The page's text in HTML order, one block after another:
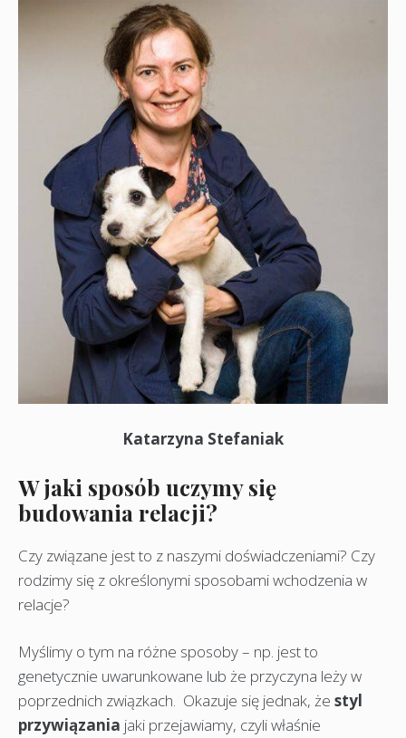
Katarzyna Stefaniak
W jaki sposób uczymy się
budowania relacji?
Czy związane jest to z naszymi doświadczeniami? Czy
rodzimy się z określonymi sposobami wchodzenia w
relacje?
Myślimy o tym na różne sposoby – np. jest to
genetycznie uwarunkowane lub że przyczyna leży w
poprzednich związkach. Okazuje się jednak, że styl
przywiązania jaki przejawiamy, czyli właśnie